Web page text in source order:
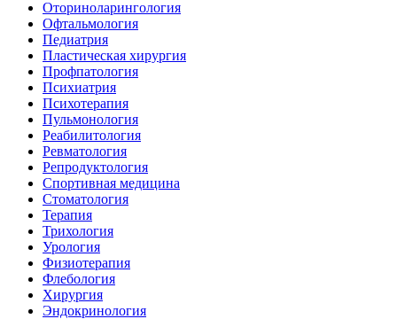
Оториноларингология
Офтальмология
Педиатрия
Пластическая хирургия
Профпатология
Психиатрия
Психотерапия
Пульмонология
Реабилитология
Ревматология
Репродуктология
Спортивная медицина
Стоматология
Терапия
Трихология
Урология
Физиотерапия
Флебология
Хирургия
Эндокринология